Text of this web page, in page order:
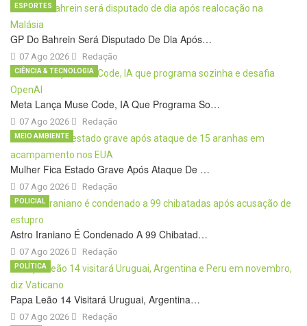
GP Do Bahrein Será Disputado De Dia Após…
07 Ago 2026
ESPORTES
Redação
Meta Lança Muse Code, IA Que Programa So…
07 Ago 2026
CIÊNCIA & TECNOLOGIA
Redação
Mulher Fica Estado Grave Após Ataque De …
07 Ago 2026
MEIO AMBIENTE
Redação
Astro Iraniano É Condenado A 99 Chibatad…
07 Ago 2026
POLICIAL
Redação
Papa Leão 14 Visitará Uruguai, Argentina…
07 Ago 2026
POLÍTICA
Redação